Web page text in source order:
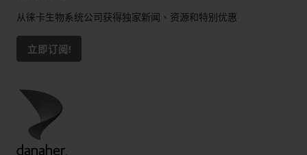
从徕卡生物系统公司获得独家新闻、资源和特别优惠
立即订阅!